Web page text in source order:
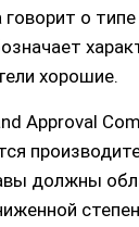
о
хорошие.
Approval
должны